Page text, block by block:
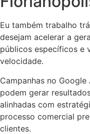
Eu também trabalho
desejam acelerar a
públicos específicos e
velocidade.
Campanhas no
podem gerar
alinhadas com
processo comercial
clientes.